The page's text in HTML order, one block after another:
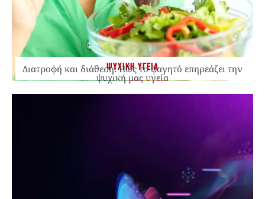
ΨΥΧΙΚΗ ΥΓΕΙΑ
Διατροφή και διάθεση: Πώς το φαγητό επηρεάζει την
ψυχική μας υγεία